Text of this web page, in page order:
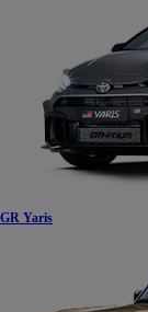
GR Yaris